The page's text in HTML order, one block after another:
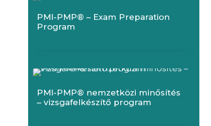
PMI-PMP® – Exam Preparation
Program
PMI-PMP® nemzetközi minősítés
– vizsgafelkészítő program